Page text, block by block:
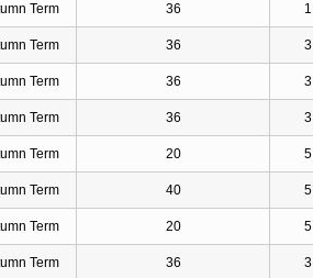
Term 36 1
Term 36 3
Term 36 3
Term 36 3
Term 20 5
Term 40 5
Term 20 5
Term 36 3